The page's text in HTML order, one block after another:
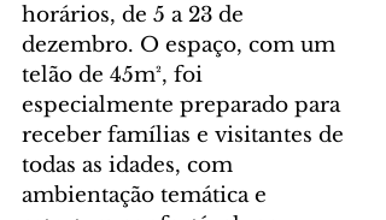
horários, de 5 a 23 de
dezembro. O espaço, com um
telão de 45m², foi
especialmente preparado para
receber famílias e visitantes de
todas as idades, com
ambientação temática e